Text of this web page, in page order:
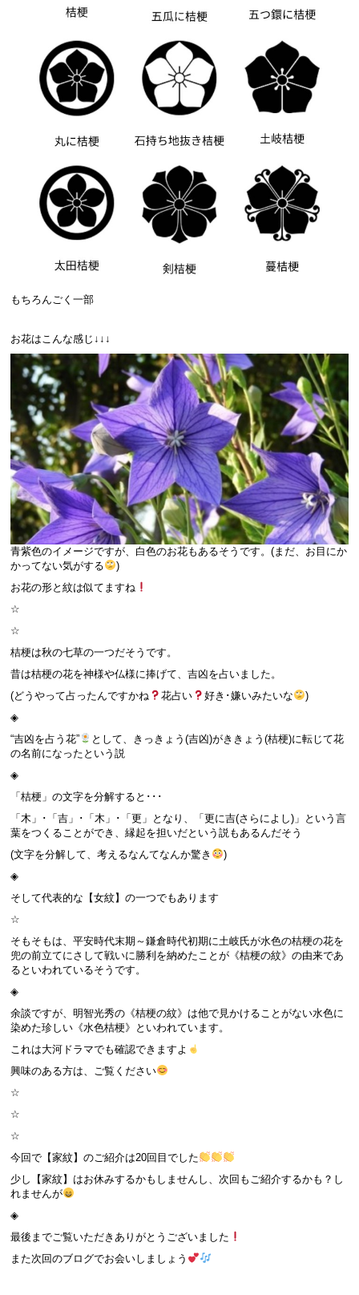
もちろんごく一部
お花はこんな感じ↓↓↓
青紫色のイメージですが、白色のお花もあるそうです。(まだ、お目にか
かってない気がする
)
お花の形と紋は似てますね
☆
☆
桔梗は秋の七草の一つだそうです。
昔は桔梗の花を神様や仏様に捧げて、吉凶を占いました。
(どうやって占ったんですかね
花占い 好き･嫌いみたいな
)
◈
“吉凶を占う花”
として、きっきょう(吉凶)がききょう(桔梗)に転じて花
の名前になったという説
◈
「桔梗」の文字を分解すると･･･
「木」･「吉」･「木」･「更」となり、「更に吉(さらによし)」という言
葉をつくることができ、縁起を担いだという説もあるんだそう
(文字を分解して、考えるなんてなんか驚き
)
◈
そして代表的な【女紋】の一つでもあります
☆
そもそもは、平安時代末期～鎌倉時代初期に土岐氏が水色の桔梗の花を
兜の前立てにさして戦いに勝利を納めたことが《桔梗の紋》の由来であ
るといわれているそうです。
◈
余談ですが、明智光秀の《桔梗の紋》は他で見かけることがない水色に
染めた珍しい《水色桔梗》といわれています。
これは大河ドラマでも確認できますよ
興味のある方は、ご覧ください
☆
☆
☆
今回で【家紋】のご紹介は20回目でした
少し【家紋】はお休みするかもしませんし、次回もご紹介するかも？し
れませんが
◈
最後までご覧いただきありがとうございました
また次回のブログでお会いしましょう